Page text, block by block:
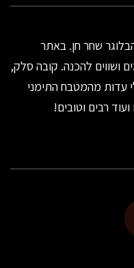
שחר חן. באתר
ושווים להכנה. קובה סלק,
עדות מהמטבח התימני
רבים וטובים!